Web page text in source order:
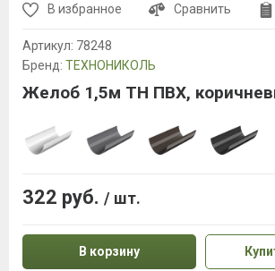
В избранное Сравнить
Артикул: 78248
Бренд: ТЕХНОНИКОЛЬ
Желоб 1,5м ТН ПВХ,
322 руб. / шт.
В корзину